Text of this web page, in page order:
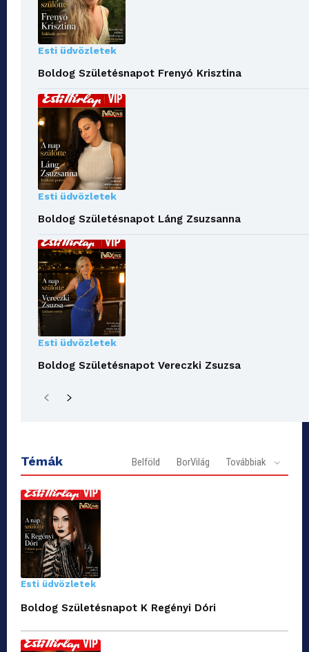
Esti üdvözletek
Boldog Születésnapot Frenyó Krisztina
Esti üdvözletek
Boldog Születésnapot Láng Zsuzsanna
Esti üdvözletek
Boldog Születésnapot Vereczki Zsuzsa
Témák Belföld BorVilág Továbbiak
Esti üdvözletek
Boldog Születésnapot K Regényi Dóri